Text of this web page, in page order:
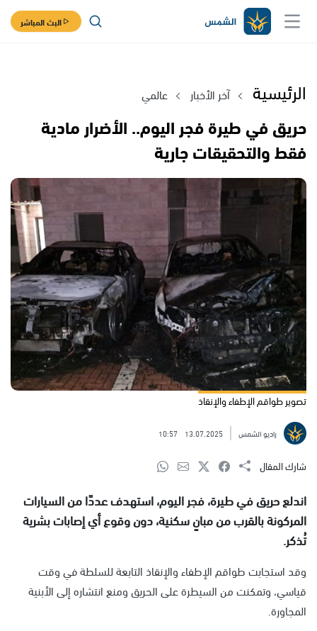
البث المباشر
الرئيسية آخر الأخبار عالمي
حريق في طيرة فجر اليوم.. الأضرار مادية
فقط والتحقيقات جارية
تصوير طواقم الإطفاء والإنقاذ
راديو الشمس 13.07.2025
10:57
شارك المقال
اندلع حريق في طيرة،فجر اليوم، استهدف عددًا من السيارات
المركونة بالقرب من مبانٍ سكنية، دون وقوع أي إصابات بشرية
تُذكر.
وقد استجابت طواقم الإطفاء والإنقاذ التابعة للسلطة في وقت
قياسي، وتمكنت من السيطرة على الحريق ومنع انتشاره إلى الأبنية
المجاورة.